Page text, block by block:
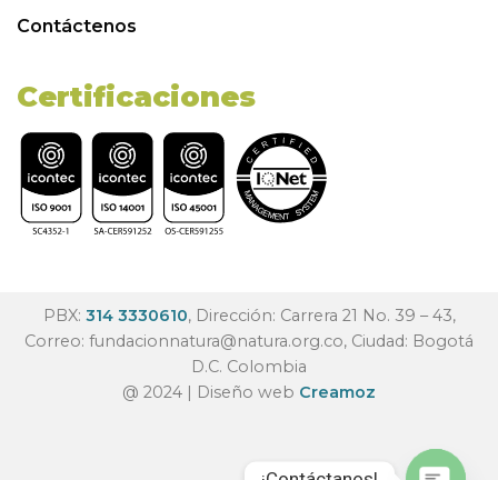
Contáctenos
Certificaciones
PBX: 314 3330610, Dirección: Carrera 21 No. 39 – 43,
Correo: fundacionnatura@natura.org.co, Ciudad: Bogotá
D.C. Colombia
@ 2024 | Diseño web Creamoz